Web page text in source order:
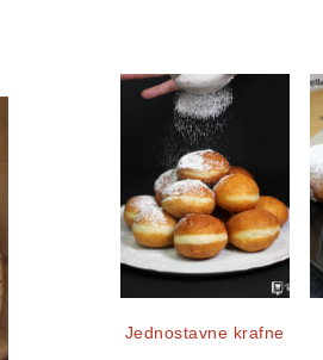
Jednostavne krafne